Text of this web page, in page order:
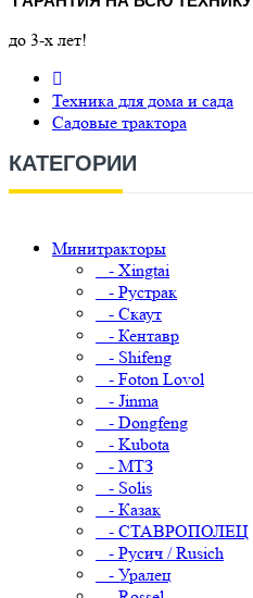
до 3-х лет!
Техника для дома и сада
Садовые трактора
КАТЕГОРИИ
Минитракторы
- Xingtai
- Рустрак
- Скаут
- Кентавр
- Shifeng
- Foton Lovol
- Jinma
- Dongfeng
- Kubota
- МТЗ
- Solis
- Казак
- СТАВРОПОЛЕЦ
- Русич / Rusich
- Уралец